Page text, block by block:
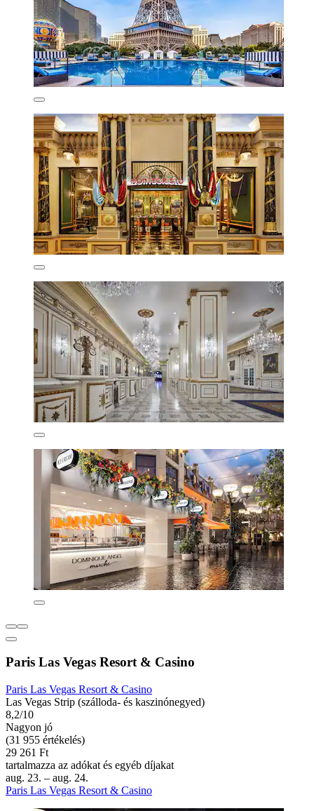
Paris Las Vegas Resort & Casino
Paris Las Vegas Resort & Casino
Las Vegas Strip (szálloda- és kaszinónegyed)
8,2/10
Nagyon jó
(31 955 értékelés)
29 261 Ft
tartalmazza az adókat és egyéb díjakat
aug. 23. – aug. 24.
Paris Las Vegas Resort & Casino